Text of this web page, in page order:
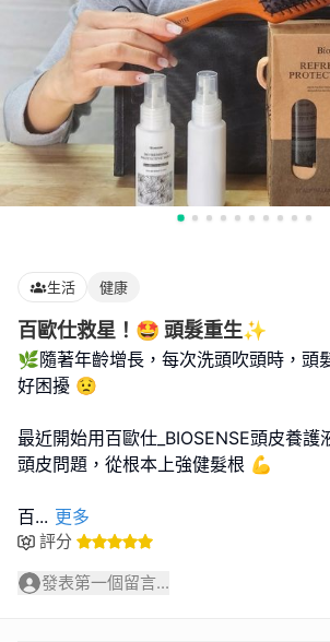
生活 健康
百歐仕救星！🤩 頭髮重生✨
🌿隨著年齡增長，每次洗頭吹頭時，頭
好困擾 😟
最近開始用百歐仕_BIOSENSE頭皮養護
頭皮問題，從根本上強健髮根 💪
百... 更多
評分
發表第一個留言...